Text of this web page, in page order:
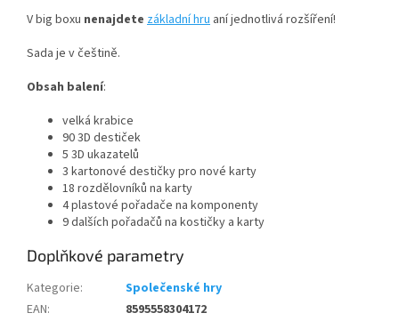
V big boxu nenajdete základní hru aní jednotlivá rozšíření!
Sada je v češtině.
Obsah balení:
velká krabice
90 3D destiček
5 3D ukazatelů
3 kartonové destičky pro nové karty
18 rozdělovníků na karty
4 plastové pořadače na komponenty
9 dalších pořadačů na kostičky a karty
Doplňkové parametry
Kategorie:
Společenské hry
EAN:
8595558304172